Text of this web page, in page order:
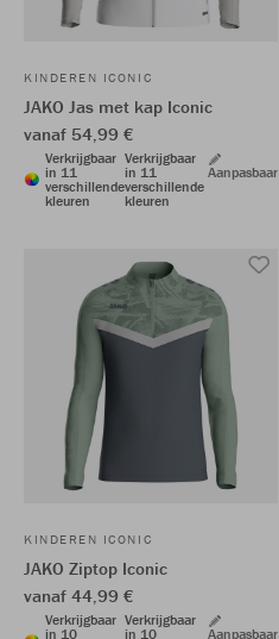
KINDEREN ICONIC
JAKO Jas met kap Iconic
vanaf 54,99 €
Verkrijgbaar
in 11
verschillende
kleuren
Verkrijgbaar
in 11
verschillende
kleuren
Aanpasbaar
KINDEREN ICONIC
JAKO Ziptop Iconic
vanaf 44,99 €
Verkrijgbaar
in 10
Verkrijgbaar
in 10
Aanpasbaar